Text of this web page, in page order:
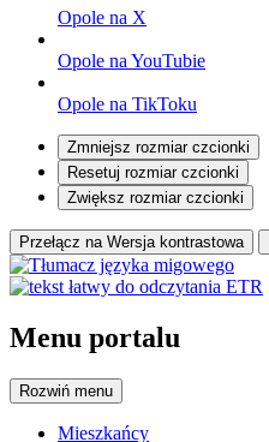
Opole na X
Opole na YouTubie
Opole na TikToku
Zmniejsz rozmiar czcionki
Resetuj rozmiar czcionki
Zwiększ rozmiar czcionki
Przełącz na Wersja kontrastowa
Menu portalu
Rozwiń menu
Mieszkańcy